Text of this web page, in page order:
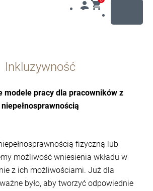
Inkluzywność
modele pracy dla pracowników z
niepełnosprawnością
fizyczną lub
możliwość wniesienia wkładu w
z ich możliwościami. Już dla
było, aby tworzyć odpowiednie